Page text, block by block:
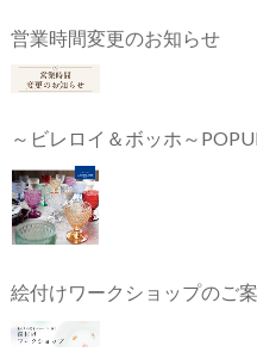
営業時間変更のお知らせ
～ビレロイ＆ボッホ～
絵付けワークショップのご